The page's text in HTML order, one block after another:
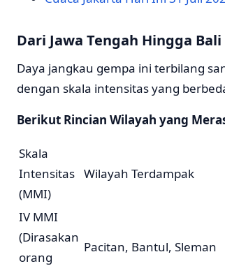
Dari Jawa Tengah Hingga Bali
Daya jangkau gempa ini terbilang
dengan skala intensitas yang
Berikut Rincian Wilayah yang
Skala
Intensitas
(MMI)
Wilayah Terdampak
IV MMI
(Dirasakan
orang
Pacitan, Bantul, Sleman